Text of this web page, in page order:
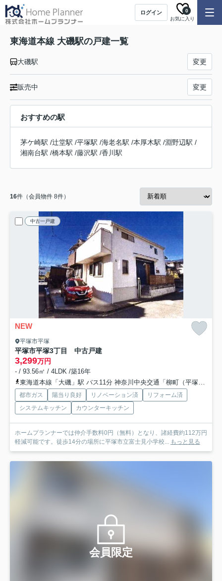
ログイン
お気に入り
0
東海道本線 大磯駅の戸建一覧
大磯駅 変更
販売中 変更
おすすめの駅
茅ケ崎駅 /辻堂駅 /平塚駅 /海老名駅 /本厚木駅 /淵野辺駅 /
湘南台駅 /橋本駅 /藤沢駅 /香川駅
16件（会員物件 8件）
中古一戸建
NEW
平塚市平塚
平塚市平塚3丁目 中古戸建
3,299万円
- / 93.56㎡ / 4LDK /築16年
東海道本線「大磯」駅 バス11分 神奈川中央交通「柳町（平塚市）」 停歩4分
都市ガス 陽当り良好 リノベーション済
リフォーム済
システムキッチン
カウンターキッチン
ホームプランナーでは仲介手数料0円（無料）となり、諸経費約112万円
軽減可能です。徒歩14分の場所に平塚市立富士見小学校... もっと見る
会員限定